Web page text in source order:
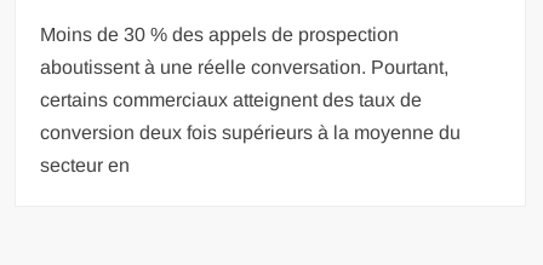
Moins de 30 % des appels de prospection
aboutissent à une réelle conversation. Pourtant,
certains commerciaux atteignent des taux de
conversion deux fois supérieurs à la moyenne du
secteur en